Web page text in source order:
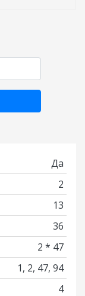
Да
2
13
36
2 * 47
1, 2, 47, 94
4